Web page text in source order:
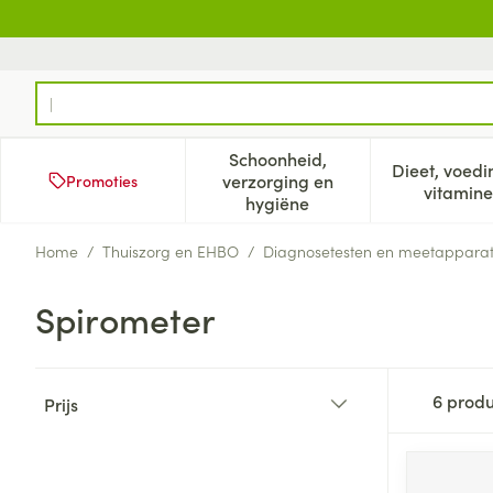
Product, merk, categorie...
Promoties
Schoonheid,
verzorging en
hygiëne
Toon submenu voor
Dieet,
Home / Thuiszorg en EHBO / Diagnosetesten en
Spirometer
Prijs
6